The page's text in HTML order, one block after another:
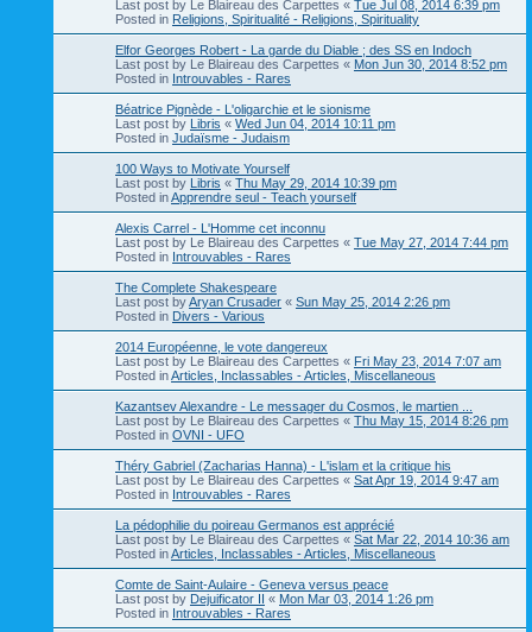
Last post by Le Blaireau des Carpettes « Tue Jul 08, 2014 6:39 pm
Posted in Religions, Spiritualité - Religions, Spirituality
Elfor Georges Robert - La garde du Diable ; des SS en Indoch
Last post by Le Blaireau des Carpettes « Mon Jun 30, 2014 8:52 pm
Posted in Introuvables - Rares
Béatrice Pignède - L'oligarchie et le sionisme
Last post by Libris « Wed Jun 04, 2014 10:11 pm
Posted in Judaïsme - Judaism
100 Ways to Motivate Yourself
Last post by Libris « Thu May 29, 2014 10:39 pm
Posted inApprendre seul - Teach yourself
Alexis Carrel - L'Homme cet inconnu
Last post by Le Blaireau des Carpettes « Tue May 27, 2014 7:44 pm
Posted in Introuvables - Rares
The Complete Shakespeare
Last post byAryan Crusader « Sun May 25, 2014 2:26 pm
Posted in Divers - Various
2014 Européenne, le vote dangereux
Last post by Le Blaireau des Carpettes « Fri May 23, 2014 7:07 am
Posted inArticles, Inclassables - Articles, Miscellaneous
Kazantsev Alexandre - Le messager du Cosmos, le martien ...
Last post by Le Blaireau des Carpettes « Thu May 15, 2014 8:26 pm
Posted in OVNI - UFO
Théry Gabriel (Zacharias Hanna) - L'islam et la critique his
Last post by Le Blaireau des Carpettes « Sat Apr 19, 2014 9:47 am
Posted in Introuvables - Rares
La pédophilie du poireau Germanos est apprécié
Last post by Le Blaireau des Carpettes « Sat Mar 22, 2014 10:36 am
Posted inArticles, Inclassables - Articles, Miscellaneous
Comte de Saint-Aulaire - Geneva versus peace
Last post by Dejuificator II « Mon Mar 03, 2014 1:26 pm
Posted in Introuvables - Rares